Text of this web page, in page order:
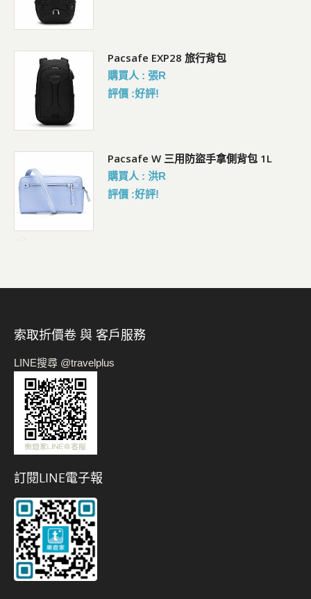
Pacsafe EXP28 旅行背包
購買人 : 張R
評價 :好評!
Pacsafe W 三用防盜手拿側背包 1L
購買人 : 洪R
評價 :好評!
索取折價卷 與 客戶服務
LINE搜尋 @travelplus
訂閱LINE電子報